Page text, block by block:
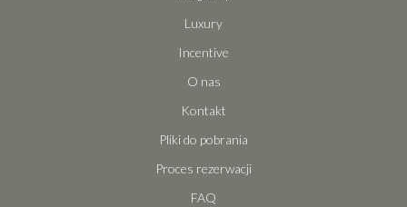
Luxury
Incentive
O nas
Kontakt
Pliki do pobrania
Proces rezerwacji
FAQ